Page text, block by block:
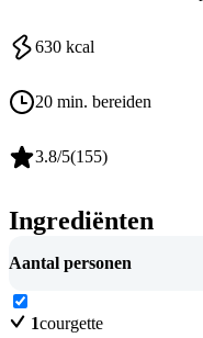
630 kcal
20 min. bereiden
3.8/5(155)
Ingrediënten
Aantal personen
1courgette